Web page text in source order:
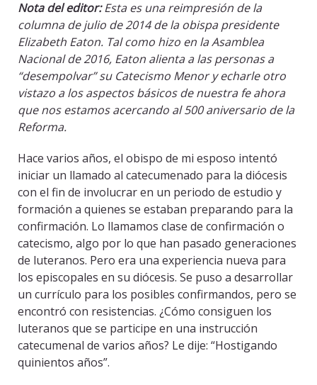
Nota del editor: Esta es una reimpresión de la
columna de julio de 2014 de la obispa presidente
Elizabeth Eaton. Tal como hizo en la Asamblea
Nacional de 2016, Eaton alienta a las personas a
“desempolvar” su Catecismo Menor y echarle otro
vistazo a los aspectos básicos de nuestra fe ahora
que nos estamos acercando al 500 aniversario de la
Reforma.
Hace varios años, el obispo de mi esposo intentó
iniciar un llamado al catecumenado para la diócesis
con el fin de involucrar en un periodo de estudio y
formación a quienes se estaban preparando para la
confirmación. Lo llamamos clase de confirmación o
catecismo, algo por lo que han pasado generaciones
de luteranos. Pero era una experiencia nueva para
los episcopales en su diócesis. Se puso a desarrollar
un currículo para los posibles confirmandos, pero se
encontró con resistencias. ¿Cómo consiguen los
luteranos que se participe en una instrucción
catecumenal de varios años? Le dije: “Hostigando
quinientos años”.